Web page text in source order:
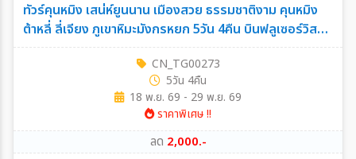
ทัวร์คุนหมิง เสน่ห์ยูนนาน เมืองสวย ธรรมชาติงาม คุนหมิง
ต้าหลี่ ลี่เจียง ภูเขาหิมะมังกรหยก 5วัน 4คืน บินฟลูเซอร์วิส
TG
CN_TG00273
5วัน 4คืน
18 พ.ย. 69 - 29 พ.ย. 69
ราคาพิเศษ !!
ลด 2,000.-